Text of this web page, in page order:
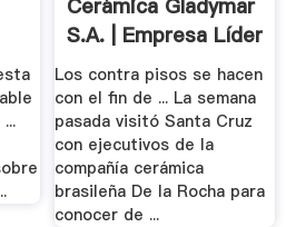
Cerámica Gladymar
S.A. | Empresa Líder
.
Los contra pisos se hacen
con el fin de ... La semana
pasada visitó Santa Cruz
con ejecutivos de la
compañía cerámica
brasileña De la Rocha para
conocer de ...